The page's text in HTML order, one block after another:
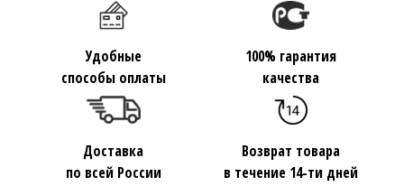
Удобные
способы оплаты
100% гарантия
качества
Доставка
по всей России
Возврат товара
в течение 14-ти дней